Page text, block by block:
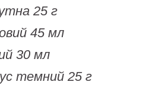
25 г
45 мл
30 мл
темний 25 г